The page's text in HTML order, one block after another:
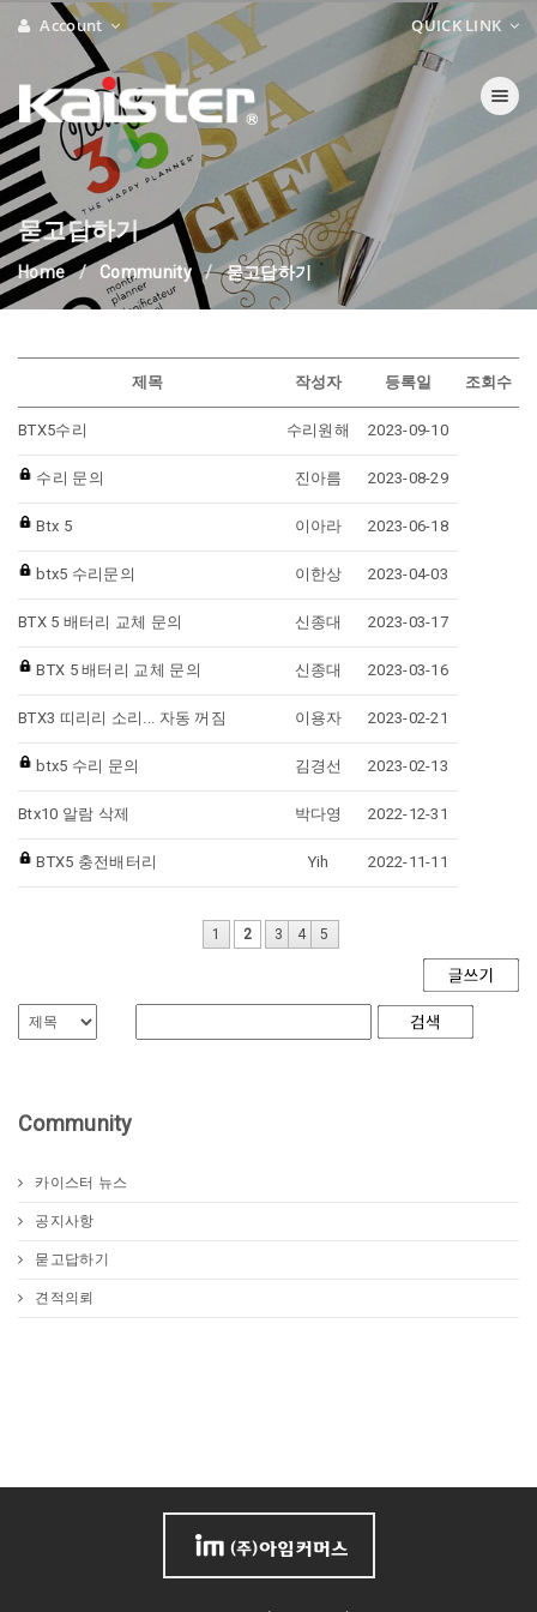
Account QUICK LINK
Toggle
묻고답하기
Home Community 묻고답하기
제목 작성자 등록일 조회수
BTX5수리 수리원해 2023-09-10
수리 문의 진아름 2023-08-29
Btx 5 이아라 2023-06-18
btx5 수리문의 이한상 2023-04-03
BTX 5 배터리 교체 문의 신종대 2023-03-17
BTX 5 배터리 교체 문의 신종대 2023-03-16
BTX3 띠리리 소리... 자동 꺼짐 이용자 2023-02-21
btx5 수리 문의 김경선 2023-02-13
Btx10 알람 삭제 박다영 2022-12-31
BTX5 충전배터리 Yih 2022-11-11
1 2 3 4 5
Community
카이스터 뉴스
공지사항
묻고답하기
견적의뢰